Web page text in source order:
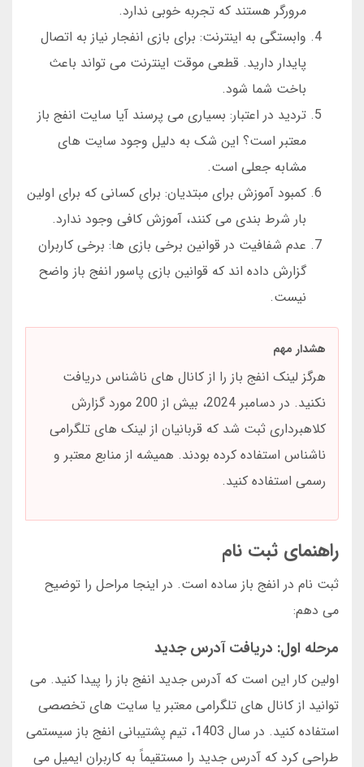
مرورگر هستند که تجربه خوبی ندارد.
وابستگی به اینترنت: برای بازی انفجار نیاز به اتصال
پایدار دارید. قطعی موقت اینترنت می تواند باعث
باخت شما شود.
تردید در اعتبار: بسیاری می پرسند آیا سایت انفج باز
معتبر است؟ این شک به دلیل وجود سایت های
مشابه جعلی است.
کمبود آموزش برای مبتدیان: برای کسانی که برای اولین
بار شرط بندی می کنند، آموزش کافی وجود ندارد.
عدم شفافیت در قوانین برخی بازی ها: برخی کاربران
گزارش داده اند که قوانین بازی پاسور انفج باز واضح
نیست.
هشدار مهم
هرگز لینک انفج باز را از کانال های ناشناس دریافت
نکنید. در دسامبر 2024، بیش از 200 مورد گزارش
کلاهبرداری ثبت شد که قربانیان از لینک های تلگرامی
ناشناس استفاده کرده بودند. همیشه از منابع معتبر و
رسمی استفاده کنید.
راهنمای ثبت نام
ثبت نام در انفج باز ساده است. در اینجا مراحل را توضیح
می دهم:
مرحله اول: دریافت آدرس جدید
اولین کار این است که آدرس جدید انفج باز را پیدا کنید. می
توانید از کانال های تلگرامی معتبر یا سایت های تخصصی
استفاده کنید. در سال 1403، تیم پشتیبانی انفج باز سیستمی
طراحی کرد که آدرس جدید را مستقیماً به کاربران ایمیل می